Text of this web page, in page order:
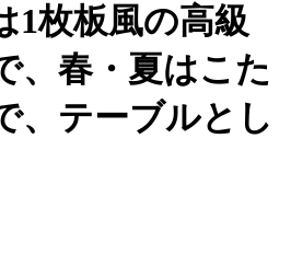
1枚板風の高級
、春・夏はこた
、テーブルとし